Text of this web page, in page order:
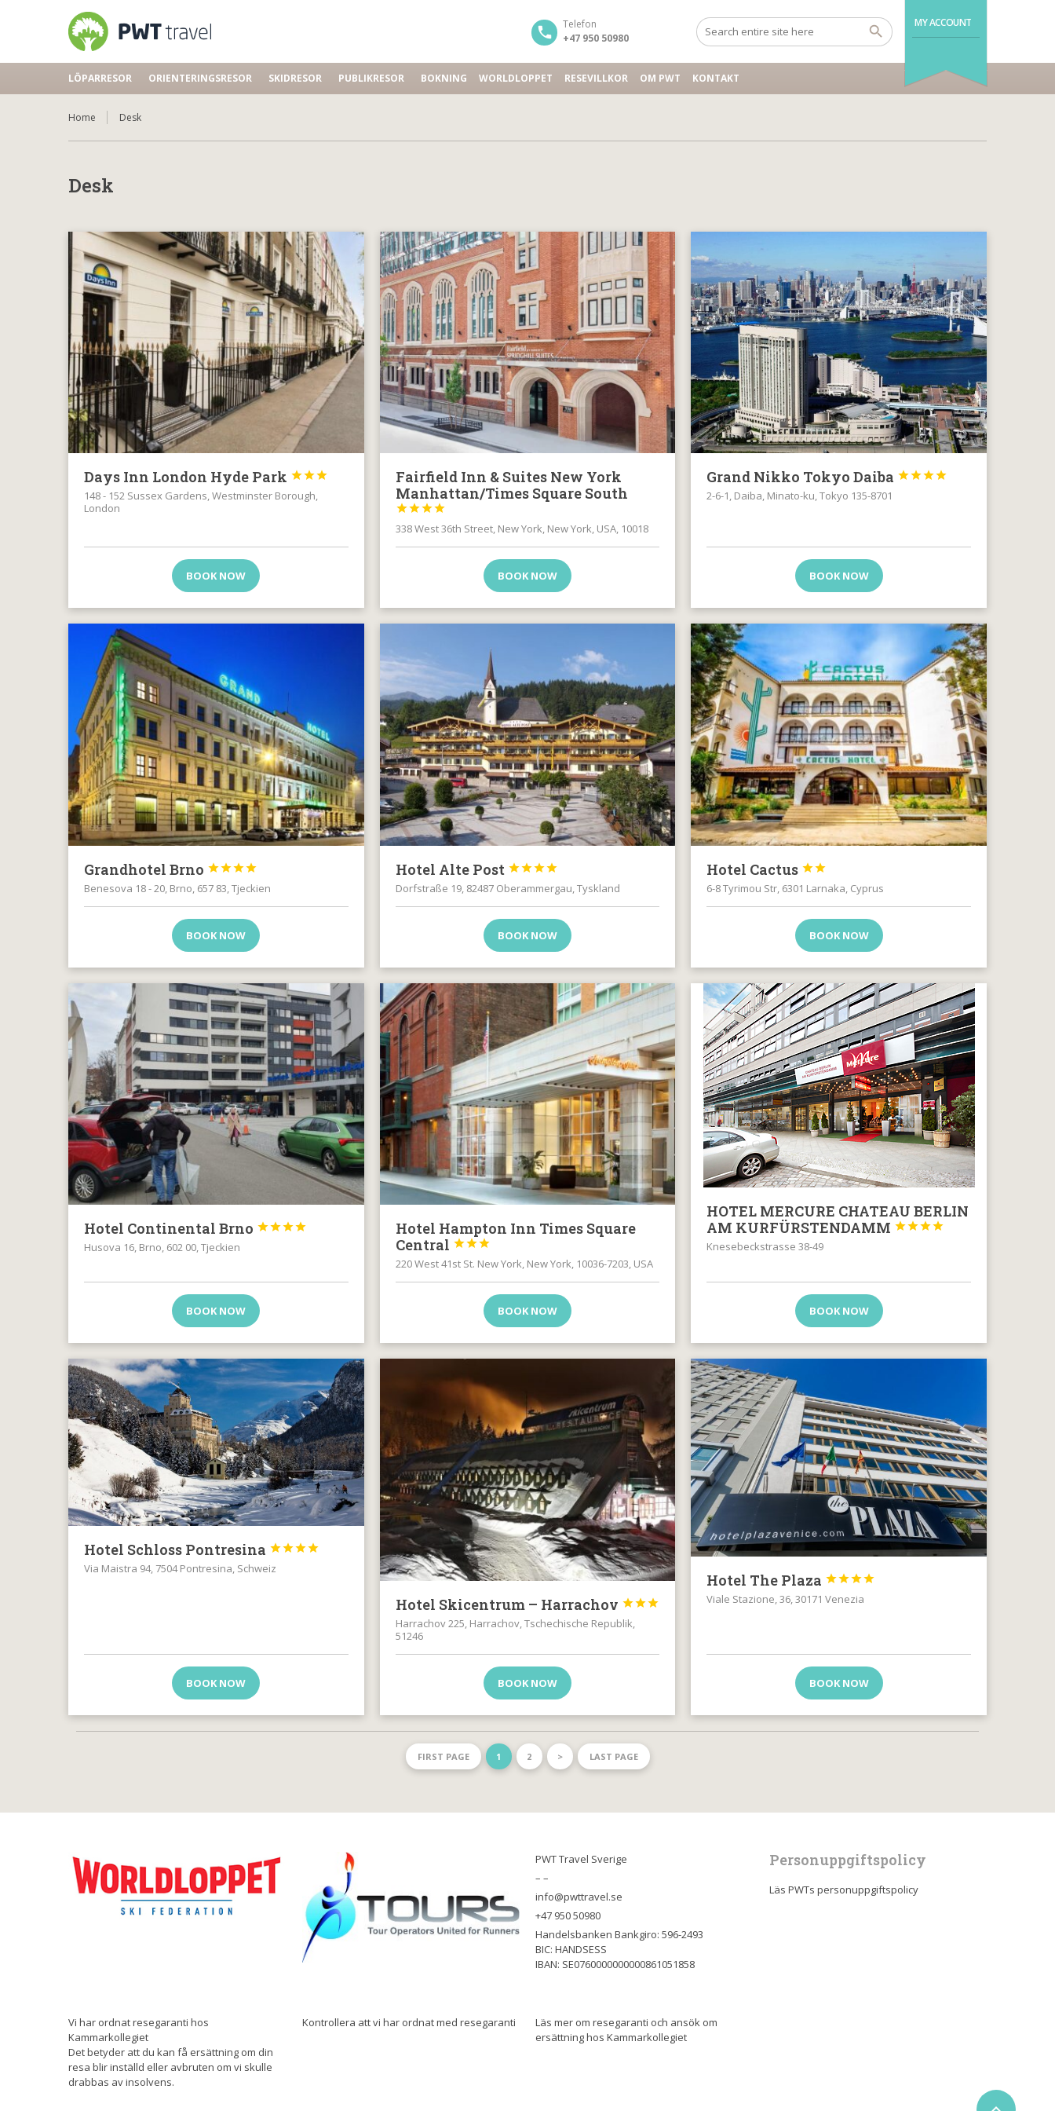
MY ACCOUNT
Telefon
+47 950 50980
LÖPARRESOR ORIENTERINGSRESOR SKIDRESOR PUBLIKRESOR BOKNING WORLDLOPPET RESEVILLKOR OM PWT KONTAKT
Home Desk
Desk
Days Inn London Hyde Park 


148 - 152 Sussex Gardens, Westminster Borough,
London
BOOK NOW
Fairfield Inn & Suites New York
Manhattan/Times Square South




338 West 36th Street, New York, New York, USA, 10018
BOOK NOW
Grand Nikko Tokyo Daiba 



2-6-1, Daiba, Minato-ku, Tokyo 135-8701
BOOK NOW
Grandhotel Brno 



Benesova 18 - 20, Brno, 657 83, Tjeckien
BOOK NOW
Hotel Alte Post 



Dorfstraße 19, 82487 Oberammergau, Tyskland
BOOK NOW
Hotel Cactus 

6-8 Tyrimou Str, 6301 Larnaka, Cyprus
BOOK NOW
Hotel Continental Brno 



Husova 16, Brno, 602 00, Tjeckien
BOOK NOW
Hotel Hampton Inn Times Square
Central



220 West 41st St. New York, New York, 10036-7203, USA
BOOK NOW
HOTEL MERCURE CHATEAU BERLIN
AM KURFÜRSTENDAMM




Knesebeckstrasse 38-49
BOOK NOW
Hotel Schloss Pontresina 



Via Maistra 94, 7504 Pontresina, Schweiz
BOOK NOW
Hotel Skicentrum – Harrachov 


Harrachov 225, Harrachov, Tschechische Republik,
51246
BOOK NOW
Hotel The Plaza 



Viale Stazione, 36, 30171 Venezia
BOOK NOW
FIRST PAGE 1 2 > LAST PAGE
PWT Travel Sverige
– –
info@pwttravel.se
+47 950 50980
Handelsbanken Bankgiro: 596-2493
BIC: HANDSESS
IBAN: SE0760000000000861051858
Personuppgiftspolicy
Läs PWTs personuppgiftspolicy
Vi har ordnat resegaranti hos
Kammarkollegiet
Det betyder att du kan få ersättning om din
resa blir inställd eller avbruten om vi skulle
drabbas av insolvens.
Kontrollera att vi har ordnat med resegaranti
Läs mer om resegaranti och ansök om
ersättning hos Kammarkollegiet